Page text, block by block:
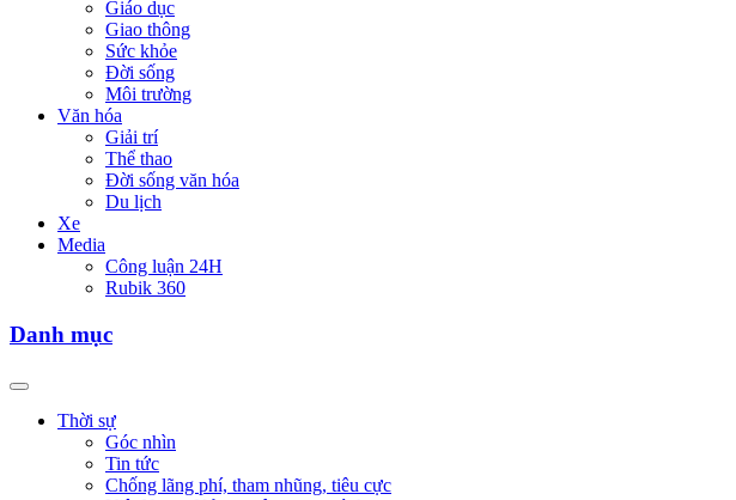
Giáo dục
Giao thông
Sức khỏe
Đời sống
Môi trường
Văn hóa
Giải trí
Thể thao
Đời sống văn hóa
Du lịch
Xe
Media
Công luận 24H
Rubik 360
Danh mục
Thời sự
Góc nhìn
Tin tức
Chống lãng phí, tham nhũng, tiêu cực